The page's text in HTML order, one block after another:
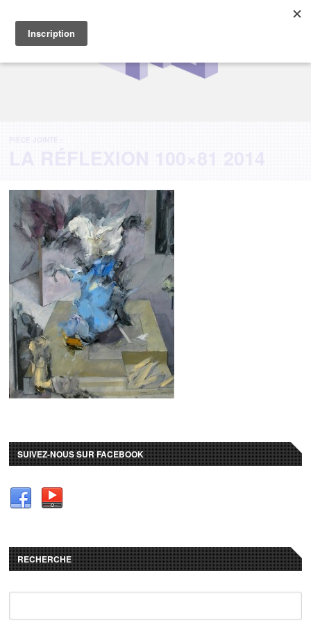
PIÈCE JOINTE :
LA RÉFLEXION 100×81 2014
SUIVEZ-NOUS SUR FACEBOOK
RECHERCHE